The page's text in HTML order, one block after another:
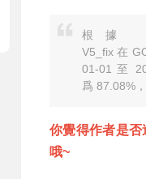
根據
V5_fix 在
01-01 至
爲 87.08%
你覺得作者是
哦~